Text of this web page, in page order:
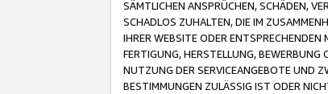
SÄMTLICHEN ANSPRÜCHEN, SCHÄDEN,
SCHADLOS ZUHALTEN, DIE IM
IHRER WEBSITE ODER
FERTIGUNG, HERSTELLUNG, BEWERBUNG
NUTZUNG DER SERVICEANGEBOTE UND
BESTIMMUNGEN ZULÄSSIG IST ODER